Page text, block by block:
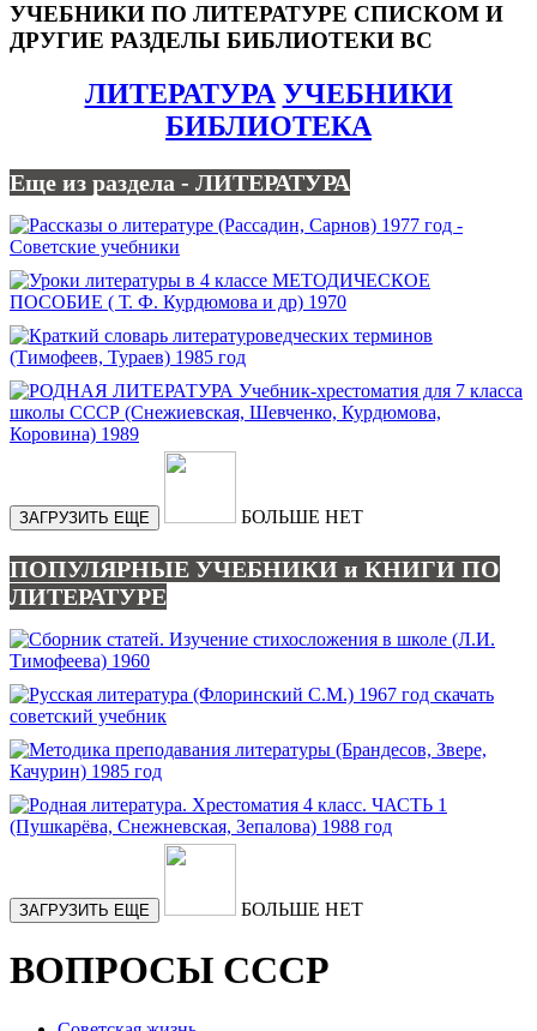
УЧЕБНИКИ ПО ЛИТЕРАТУРЕ СПИСКОМ И
ДРУГИЕ РАЗДЕЛЫ БИБЛИОТЕКИ ВС
ЛИТЕРАТУРА УЧЕБНИКИ
БИБЛИОТЕКА
Еще из раздела - ЛИТЕРАТУРА
ЗАГРУЗИТЬ ЕЩЕ БОЛЬШЕ НЕТ
ПОПУЛЯРНЫЕ УЧЕБНИКИ и КНИГИ ПО
ЛИТЕРАТУРЕ
ЗАГРУЗИТЬ ЕЩЕ БОЛЬШЕ НЕТ
ВОПРОСЫ СССР